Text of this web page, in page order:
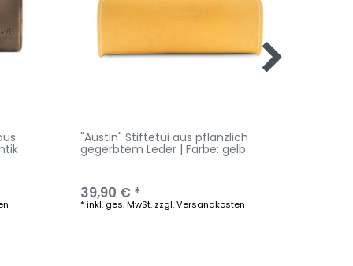
"Austin" Stiftetui aus pflanzlich
gegerbtem Leder | Farbe: gelb
39,90 € *
*inkl. ges. MwSt. zzgl.Versandkosten